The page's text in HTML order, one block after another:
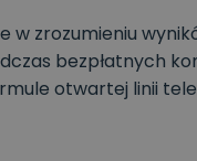
w zrozumieniu
bezpłatnych
otwartej linii